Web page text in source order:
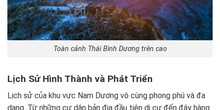
Toàn cảnh Thái Bình Dương trên cao
Lịch Sử Hình Thành và Phát Triển
Lịch sử của khu vực Nam Dương vô cùng phong phú và đa
dạng. Từ những cư dân bản địa đầu tiên di cư đến đây hàng